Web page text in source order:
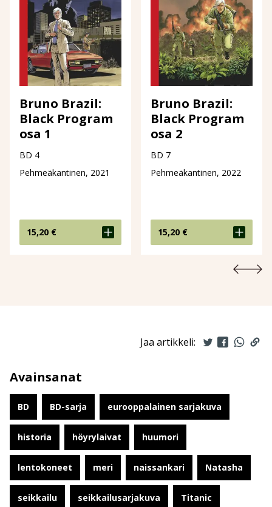
Bruno Brazil:
Black Program
osa 1
BD 4
Pehmeäkantinen, 2021
15,20 €
Bruno Brazil:
Black Program
osa 2
BD 7
Pehmeäkantinen, 2022
15,20 €
Jaa artikkeli:
Avainsanat
BD BD-sarja eurooppalainen sarjakuva
historia höyrylaivat huumori
lentokoneet meri naissankari Natasha
seikkailu seikkailusarjakuva Titanic